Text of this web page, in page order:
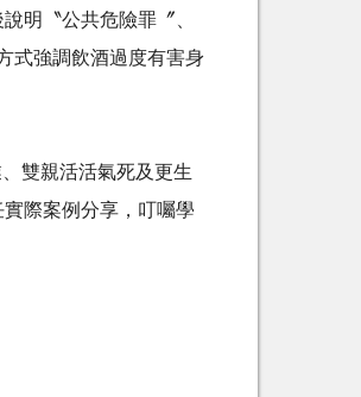
明〝公共危險罪〞、
式強調飲酒過度有害身
雙親活活氣死及更生
際案例分享，叮囑學